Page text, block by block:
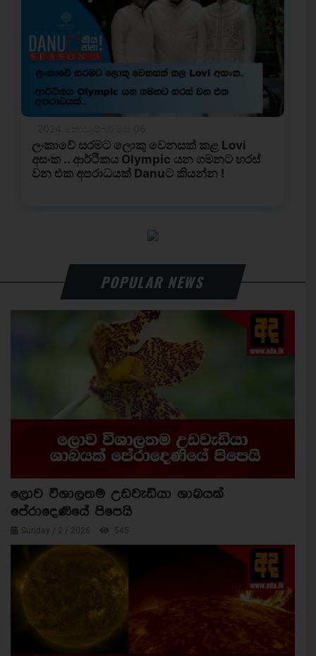
POPULAR NEWS
ලොව විශාලතම උඩවැඩියා ශාඛයක්
පේරාදෙණියේ පිපෙයි
Sunday / 2 / 2026 545